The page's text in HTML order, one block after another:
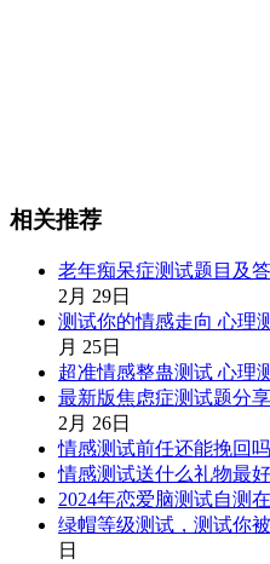
相关推荐
老年痴呆症测试题目及
2月 29日
测试你的情感走向 心理
月 25日
超准情感整蛊测试 心理
最新版焦虑症测试题分
2月 26日
情感测试前任还能挽回吗
情感测试送什么礼物最好
2024年恋爱脑测试自测
绿帽等级测试，测试你
日